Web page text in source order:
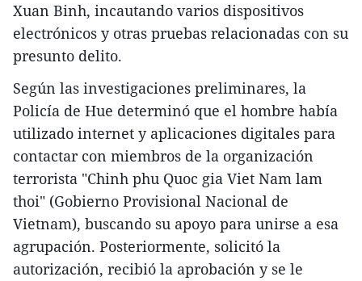
Xuan Binh, incautando varios dispositivos
electrónicos y otras pruebas relacionadas con su
presunto delito.
Según las investigaciones preliminares, la
Policía de Hue determinó que el hombre había
utilizado internet y aplicaciones digitales para
contactar con miembros de la organización
terrorista "Chinh phu Quoc gia Viet Nam lam
thoi" (Gobierno Provisional Nacional de
Vietnam), buscando su apoyo para unirse a esa
agrupación. Posteriormente, solicitó la
autorización, recibió la aprobación y se le